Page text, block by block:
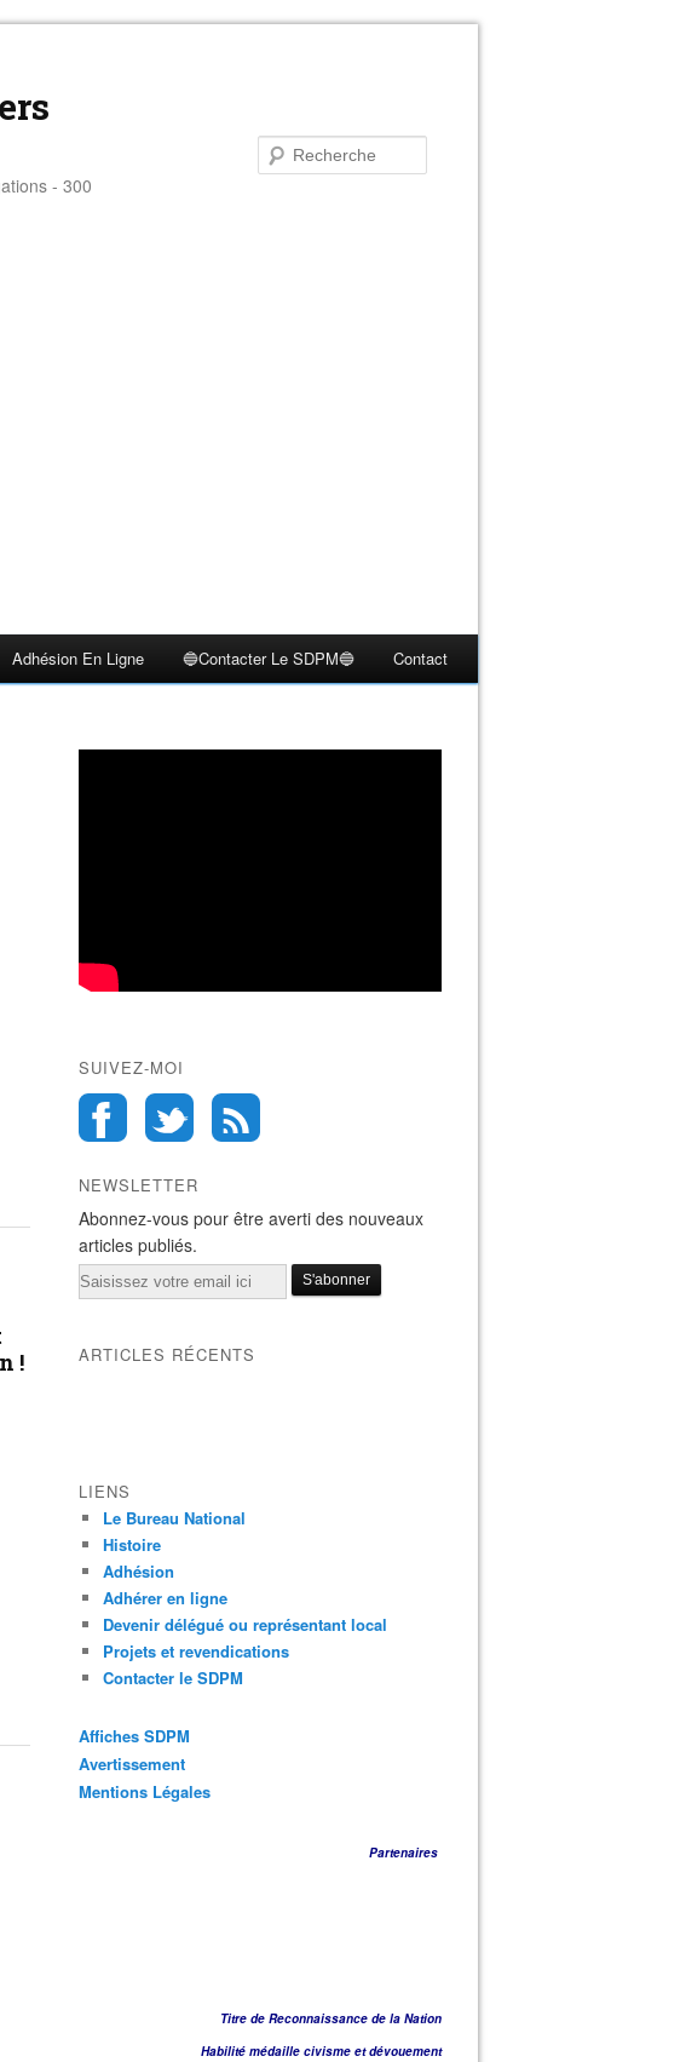
- 300
Adhésion En Ligne 🔵Contacter Le SDPM🔵 Contact
!
SUIVEZ-MOI
NEWSLETTER
Abonnez-vous pour être averti des nouveaux
articles publiés.
Email
ARTICLES RÉCENTS
LIENS
Le Bureau National
Histoire
Adhésion
Adhérer en ligne
Devenir délégué ou représentant local
Projets et revendications
Contacter le SDPM
Affiches SDPM
Avertissement
Mentions Légales
Partenaires
Titre de Reconnaissance de la Nation
Habilité médaille civisme et dévouement